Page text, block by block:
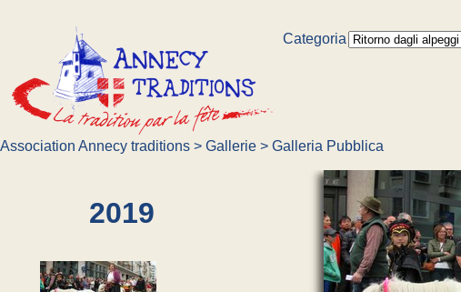
Categoria
Association Annecy traditions > Gallerie > Galleria Pubblica
2019